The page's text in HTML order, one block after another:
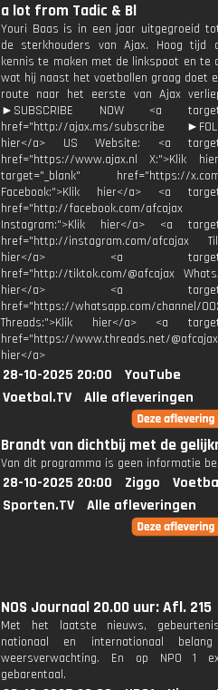
a lot from Tadic & Bl
Youri Baas is in een jaar uitgegroeid
de sterkhouders van Ajax. Hoog tijd
kennis te maken met de linkspoot en te
wat hij naast het voetballen graag doet
route naar het eerste van Ajax
►SUBSCRIBE NOW <a
href="http://ajax.ms/subscribe
hier</a> US Website: <a
href="https://www.ajax.nl X:">Klik
target="_blank" href="https://x.com/
Facebook:">Klik hier</a> <a
href="http://facebook.com/afcajax
Instagram:">Klik hier</a> <a
href="http://instagram.com/afcajax
hier</a> <a
href="http://tiktok.com/@afcajax
hier</a> <a
href="https://whatsapp.com/channel/
Threads:">Klik hier</a> <a
href="https://www.threads.net/
hier</a>
28-10-2025 20:00
YouTube
Voetbal.TV
Alle afleveringen
Brandt van dichtbij met de
Van dit programma is geen informatie
28-10-2025 20:00 Ziggo
Sporten.TV
Alle afleveringen
NOS Journaal 20.00 uur: Afl. 215
Met het laatste nieuws,
nationaal en internationaal
weersverwachting. En op NPO 1
gebarentaal.